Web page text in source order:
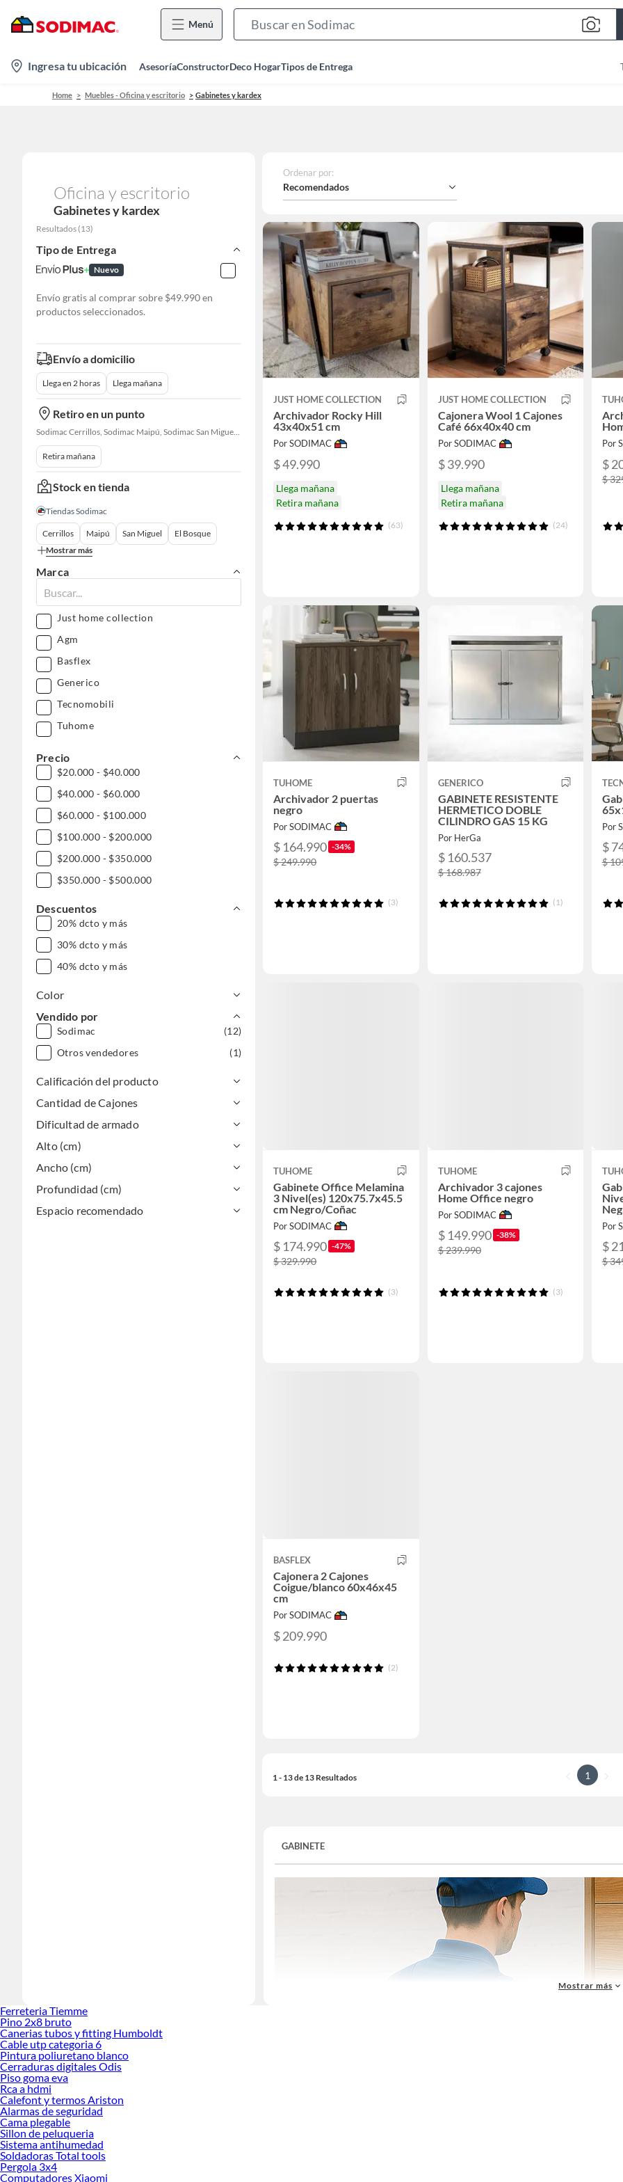
Menú
Bar
location-
icon
Ingresa tu ubicación AsesoríaConstructorDeco HogarTipos de Entrega
Home Muebles - Oficina y escritorio Gabinetes y kardex
Oficina y escritorio
Gabinetes y kardex
Resultados (13)
Tipo de Entrega
Nuevo
Envío gratis al comprar sobre $49.990 en
productos seleccionados.
Envío a domicilio
Llega en 2 horas Llega mañana
Retiro en un punto
Sodimac Cerrillos, Sodimac Maipú, Sodimac San Miguel, Sodimac El Bosque, Sodimac San Bernardo, Sodimac Talagante
Retira mañana
Stock en tienda
Tiendas Sodimac
Cerrillos Maipú San Miguel
El Bosque
Mostrar más
Marca
Just home collection
Agm
Basflex
Generico
Tecnomobili
Tuhome
Precio
$20.000 - $40.000
$40.000 - $60.000
$60.000 - $100.000
$100.000 - $200.000
$200.000 - $350.000
$350.000 - $500.000
Descuentos
20% dcto y más
30% dcto y más
40% dcto y más
Color
Vendido por
Sodimac
(12)
Otros vendedores
(1)
Calificación del producto
Cantidad de Cajones
Dificultad de armado
Alto (cm)
Ancho (cm)
Profundidad (cm)
Espacio recomendado
Ordenar por:
Recomendados
JUST HOME COLLECTION
Archivador Rocky Hill
43x40x51 cm
Por SODIMAC
$ 49.990
Llega mañana
Retira mañana
(63)
JUST HOME COLLECTION
Cajonera Wool 1 Cajones
Café 66x40x40 cm
Por SODIMAC
$ 39.990
Llega mañana
Retira mañana
(24)
Por
$
$
TUHOME
Archivador 2 puertas
negro
Por SODIMAC
$ 164.990 -34%
$ 249.990
(3)
GENERICO
GABINETE RESISTENTE
HERMETICO DOBLE
CILINDRO GAS 15 KG
Por HerGa
$ 160.537
$ 168.987
(1)
Por
$
$
TUHOME
Gabinete Office Melamina
3 Nivel(es) 120x75.7x45.5
cm Negro/Coñac
Por SODIMAC
$ 174.990 -47%
$ 329.990
(3)
TUHOME
Archivador 3 cajones
Home Office negro
Por SODIMAC
$ 149.990 -38%
$ 239.990
(3)
Por
$
$
BASFLEX
Cajonera 2 Cajones
Coigue/blanco 60x46x45
cm
Por SODIMAC
$ 209.990
(2)
1 - 13 de 13 Resultados 1
GABINETE
Mostrar más
Ferreteria Tiemme
Pino 2x8 bruto
Canerias tubos y fitting Humboldt
Cable utp categoria 6
Pintura poliuretano blanco
Cerraduras digitales Odis
Piso goma eva
Rca a hdmi
Calefont y termos Ariston
Alarmas de seguridad
Cama plegable
Sillon de peluqueria
Sistema antihumedad
Soldadoras Total tools
Pergola 3x4
Computadores Xiaomi